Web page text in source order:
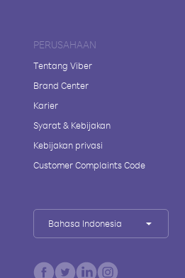
PERUSAHAAN
Tentang Viber
Brand Center
Karier
Syarat & Kebijakan
Kebijakan privasi
Customer Complaints Code
Bahasa Indonesia